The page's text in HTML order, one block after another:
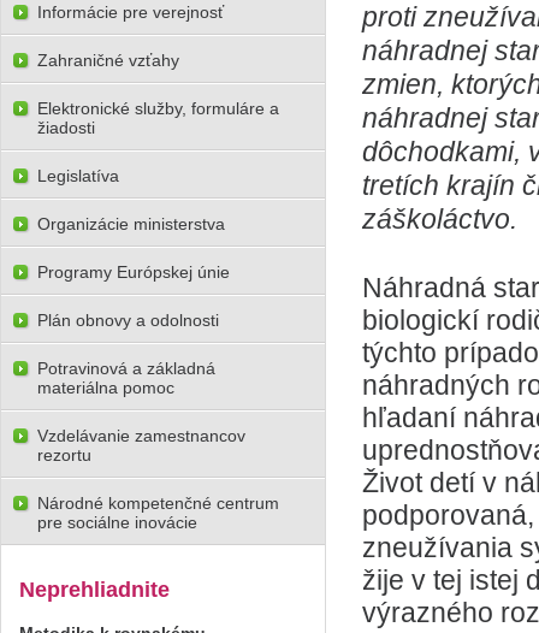
proti
náhradnej
zmien,
náhradnej
dôchodkami,
tretích krajín
záškoláctvo.
Náhradná
biologickí
týchto
náhradných
hľadaní
Život detí v
zneužívania
žije v tej istej
výrazného
Informácie pre verejnosť
Zahraničné vzťahy
Elektronické služby, formuláre a
žiadosti
Legislatíva
Organizácie ministerstva
Programy Európskej únie
Plán obnovy a odolnosti
Potravinová a základná
materiálna pomoc
Vzdelávanie zamestnancov
rezortu
Národné kompetenčné centrum
pre sociálne inovácie
Neprehliadnite